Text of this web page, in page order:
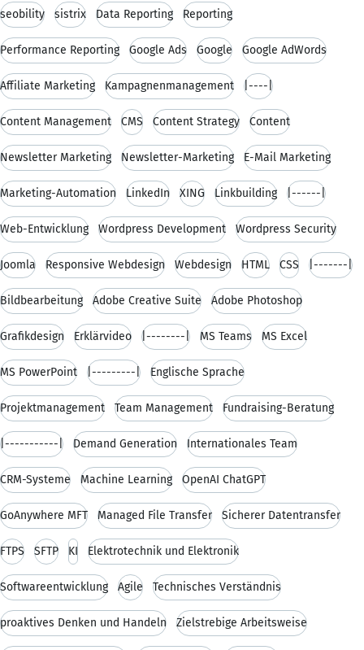
seobility sistrix Data Reporting Reporting
Performance Reporting Google Ads Google Google AdWords
Affiliate Marketing Kampagnenmanagement |----|
Content Management CMS Content Strategy Content
Newsletter Marketing Newsletter-Marketing E-Mail Marketing
Marketing-Automation LinkedIn XING Linkbuilding |------|
Web-Entwicklung Wordpress Development Wordpress Security
Joomla Responsive Webdesign Webdesign HTML CSS |-------|
Bildbearbeitung Adobe Creative Suite Adobe Photoshop
Grafikdesign Erklärvideo |--------| MS Teams MS Excel
MS PowerPoint |---------| Englische Sprache
Projektmanagement Team Management Fundraising-Beratung
|-----------| Demand Generation Internationales Team
CRM-Systeme Machine Learning OpenAI ChatGPT
GoAnywhere MFT Managed File Transfer Sicherer Datentransfer
FTPS SFTP KI Elektrotechnik und Elektronik
Softwareentwicklung Agile Technisches Verständnis
proaktives Denken und Handeln Zielstrebige Arbeitsweise